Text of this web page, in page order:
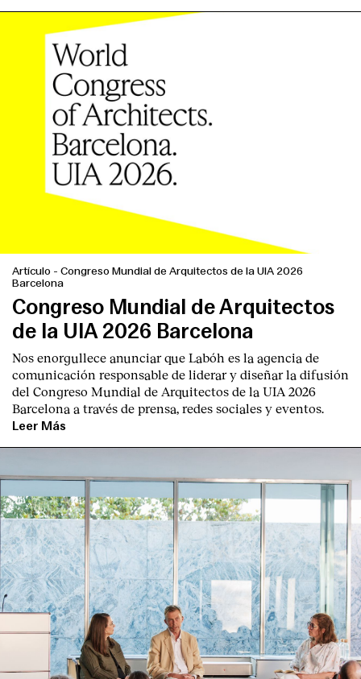
Artículo - Congreso Mundial de Arquitectos de la UIA 2026
Barcelona
Congreso Mundial de Arquitectos
de la UIA 2026 Barcelona
Nos enorgullece anunciar que Labóh es la agencia de
comunicación responsable de liderar y diseñar la difusión
del Congreso Mundial de Arquitectos de la UIA 2026
Barcelona a través de prensa, redes sociales y eventos.
Leer Más